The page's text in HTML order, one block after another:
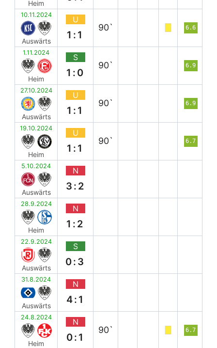
Heim
10.11.2024
Auswärts
U
1:1
90` 6.6
1.11.2024
Heim
S
1:0
90` 6.9
27.10.2024
Auswärts
U
1:1
90` 6.9
19.10.2024
Heim
U
1:1
90` 6.7
5.10.2024
Auswärts
N
3:2
28.9.2024
Heim
N
1:2
22.9.2024
Auswärts
S
0:3
31.8.2024
Auswärts
N
4:1
24.8.2024
Heim
N
0:1
90` 6.7